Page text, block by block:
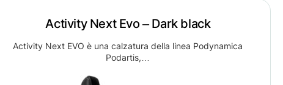
Activity Next Evo – Dark black
Activity Next EVO è una calzatura della linea Podynamica
Podartis,…